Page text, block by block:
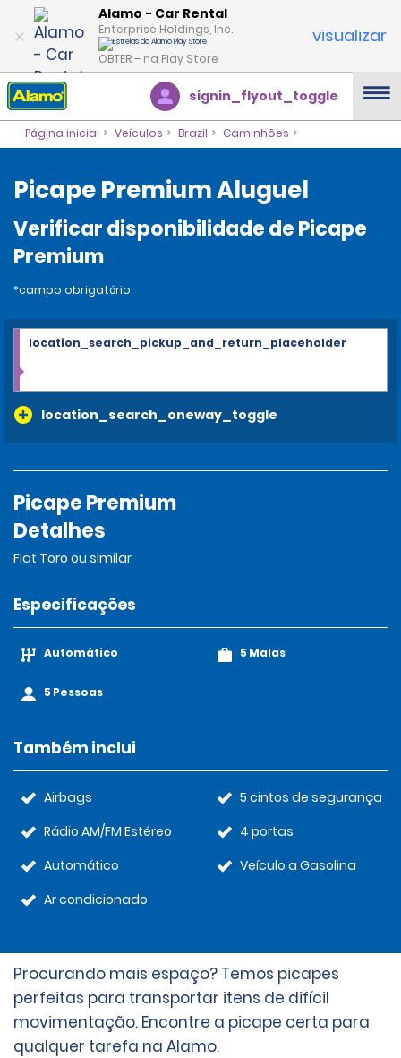
Alamo - Car Rental
Enterprise Holdings, Inc.
OBTER – na Play Store
visualizar
signin_flyout_toggle
Página inicial Veículos Brazil Caminhões
Picape Premium Aluguel
Verificar disponibilidade de Picape
Premium
*campo obrigatório
location_search_oneway_toggle
location_search_pickup_and_return_placeholder
Picape Premium
Detalhes
Fiat Toro ou similar
Especificações
Automático
5 Pessoas
5 Malas
Também inclui
Airbags
Rádio AM/FM Estéreo
Automático
Ar condicionado
5 cintos de segurança
4 portas
Veículo a Gasolina
Procurando mais espaço? Temos picapes
perfeitas para transportar itens de difícil
movimentação. Encontre a picape certa para
qualquer tarefa na Alamo.